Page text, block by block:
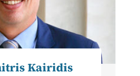
Kairidis